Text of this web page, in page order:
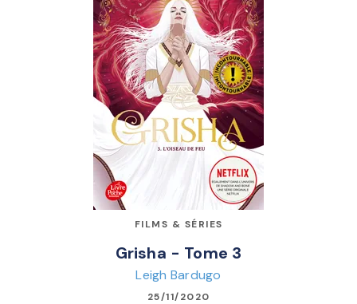
FILMS & SÉRIES
Grisha - Tome 3
Leigh Bardugo
25/11/2020